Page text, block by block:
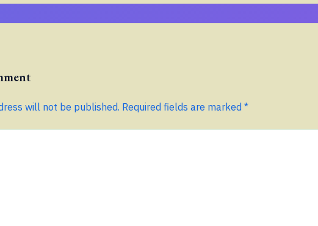
will not be published. Required fields are marked *